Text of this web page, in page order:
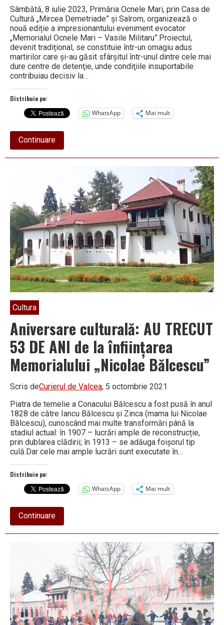
Sâmbătă, 8 iulie 2023, Primăria Ocnele Mari, prin Casa de
Cultură „Mircea Demetriade” și Salrom, organizează o
nouă ediție a impresionantului eveniment evocator
„Memorialul Ocnele Mari – Vasile Militaru”.Proiectul,
devenit tradițional, se constituie într-un omagiu adus
martirilor care și-au găsit sfârșitul într-unul dintre cele mai
dure centre de detenţie, unde condiţiile insuportabile
contribuiau decisiv la…
Distribuie pe:
WhatsApp
Mai mult
Continuareabout
MEMORIALUL
OCNELE
cinstirii
memoriei
martirilor
Cultura
Aniversare culturală: AU TRECUT
53 DE ANI de la înființarea
Memorialului „Nicolae Bălcescu”
Scris deCurierul de Valcea, 5 octombrie 2021
Piatra de temelie a Conacului Bălcescu a fost pusă în anul
1828 de către Iancu Bălcescu și Zinca (mama lui Nicolae
Bălcescu), cunoscând mai multe transformări până la
stadiul actual: în 1907 – lucrări ample de reconstrucție,
prin dublarea clădirii; în 1913 – se adăuga foișorul tip
culă.Dar cele mai ample lucrări sunt executate în…
Distribuie pe:
WhatsApp
Mai mult
Continuareabout
Aniversare
culturală:
TRECUT
DE
ANI
de
la
înființarea
Memorialului
„Nicolae
Bălcescu”